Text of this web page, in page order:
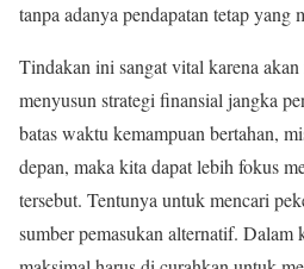
tanpa adanya pendapatan tetap yang
Tindakan ini sangat vital karena
menyusun strategi finansial jangka
batas waktu kemampuan bertahan,
depan, maka kita dapat lebih fokus
tersebut. Tentunya untuk mencari
sumber pemasukan alternatif.